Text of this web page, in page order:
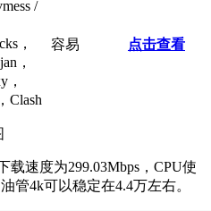
/
，
，
，
Clash
容易 点击查看
速度为299.03Mbps，CPU使
管4k可以稳定在4.4万左右。